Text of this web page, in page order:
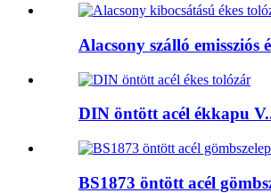
Alacsony szálló emissziós
DIN öntött acél ékkapu
BS1873 öntött acél